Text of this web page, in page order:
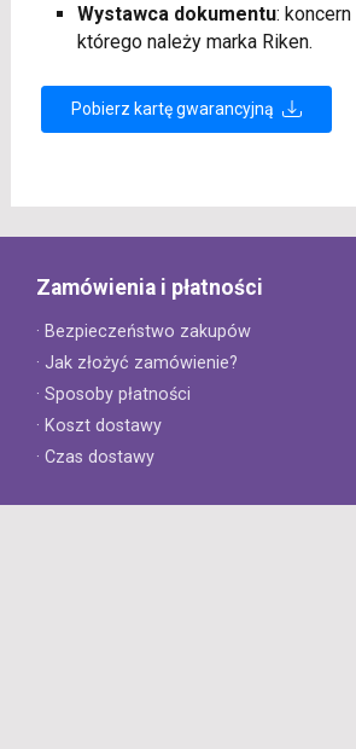
Wystawca dokumentu: koncern
którego należy marka Riken.
Pobierz kartę gwarancyjną
Zamówienia i płatności
· Bezpieczeństwo zakupów
· Jak złożyć zamówienie?
· Sposoby płatności
· Koszt dostawy
· Czas dostawy